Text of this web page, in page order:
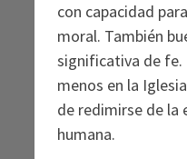
con capacidad
moral. También
significativa de fe.
menos en la
de redimirse de la
humana.